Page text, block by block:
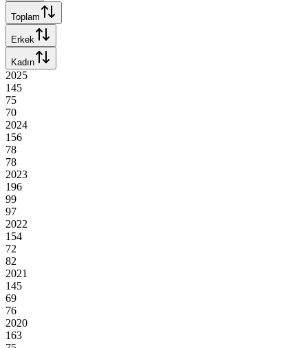
Toplam
Erkek
Kadın
2025
145
75
70
2024
156
78
78
2023
196
99
97
2022
154
72
82
2021
145
69
76
2020
163